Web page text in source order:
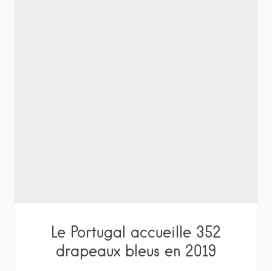
Le Portugal accueille 352
drapeaux bleus en 2019